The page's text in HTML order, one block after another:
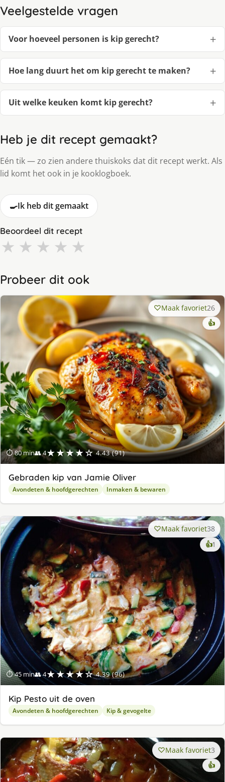
Veelgestelde vragen
Voor hoeveel personen is kip gerecht?
Hoe lang duurt het om kip gerecht te maken?
Uit welke keuken komt kip gerecht?
Heb je dit recept gemaakt?
Eén tik — zo zien andere thuiskoks dat dit recept werkt. Als
lid komt het ook in je kooklogboek.
🍳Ik heb dit gemaakt
Beoordeel dit recept
★ ★ ★ ★ ★
Probeer dit ook
⏱ 80 min👥 4★★★★☆ 4.43 (91)
Maak favoriet26
👍
Gebraden kip van Jamie Oliver
Avondeten & hoofdgerechten Inmaken & bewaren
⏱ 45 min👥 4★★★★☆ 4.39 (96)
Maak favoriet38
👍1
Kip Pesto uit de oven
Avondeten & hoofdgerechten Kip & gevogelte
Maak favoriet3
👍